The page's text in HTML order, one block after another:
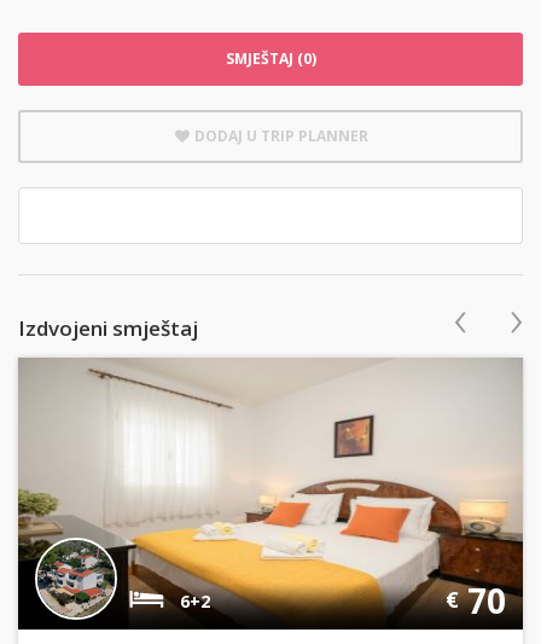
SMJEŠTAJ (0)
DODAJ U TRIP PLANNER
Izdvojeni smještaj
6+2 €70
‹ ›